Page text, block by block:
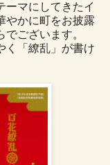
ーマにしてきたイ
やかに町をお披露
ございます。
く「繚乱」が書け